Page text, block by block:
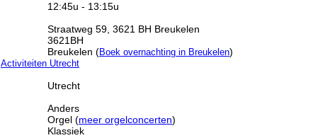
12:45u - 13:15u
Straatweg 59, 3621 BH Breukelen
3621BH
Breukelen (Boek overnachting in Breukelen)
Activiteiten Utrecht
Utrecht
Anders
Orgel (meer orgelconcerten)
Klassiek